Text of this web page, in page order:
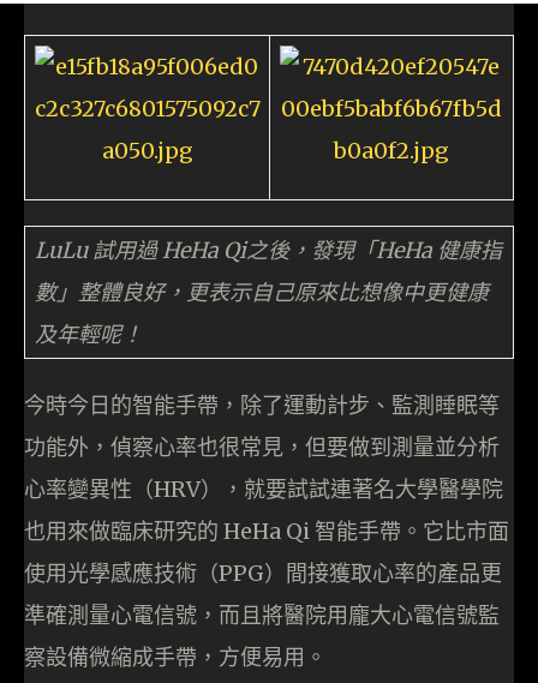
LuLu 試用過 HeHa Qi之後，發現「HeHa 健康指
數」整體良好，更表示自己原來比想像中更健康
及年輕呢！
今時今日的智能手帶，除了運動計步、監測睡眠等
功能外，偵察心率也很常見，但要做到測量並分析
心率變異性（HRV），就要試試連著名大學醫學院
也用來做臨床研究的 HeHa Qi 智能手帶。它比市面
使用光學感應技術（PPG）間接獲取心率的產品更
準確測量心電信號，而且將醫院用龐大心電信號監
察設備微縮成手帶，方便易用。